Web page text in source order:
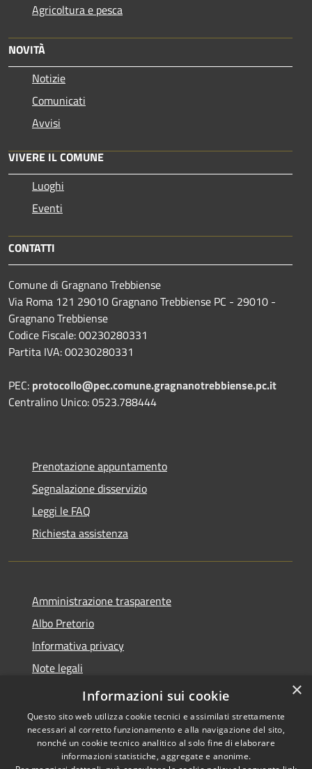
Agricoltura e pesca
NOVITÀ
Notizie
Comunicati
Avvisi
VIVERE IL COMUNE
Luoghi
Eventi
CONTATTI
Comune di Gragnano Trebbiense
Via Roma 121 29010 Gragnano Trebbiense PC - 29010 -
Gragnano Trebbiense
Codice Fiscale: 00230280331
Partita IVA: 00230280331
PEC: protocollo@pec.comune.gragnanotrebbiense.pc.it
Centralino Unico: 0523.788444
Prenotazione appuntamento
Segnalazione disservizio
Leggi le FAQ
Richiesta assistenza
Amministrazione trasparente
Albo Pretorio
Informativa privacy
Note legali
Dichiarazione di accessibilità
Copyright © 2026 • Comune di
×
Informazioni sui cookie
Questo sito web utilizza cookie tecnici e assimilati strettamente
necessari al corretto funzionamento e alla navigazione del sito,
nonché un cookie tecnico analitico al solo fine di elaborare
informazioni statistiche, aggregate e anonime.